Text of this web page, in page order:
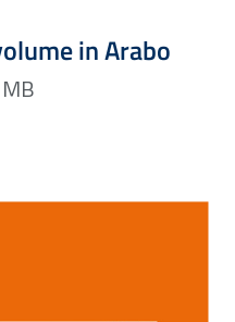
in Arabo
1.48 MB